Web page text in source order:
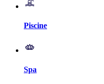
Piscine
Spa